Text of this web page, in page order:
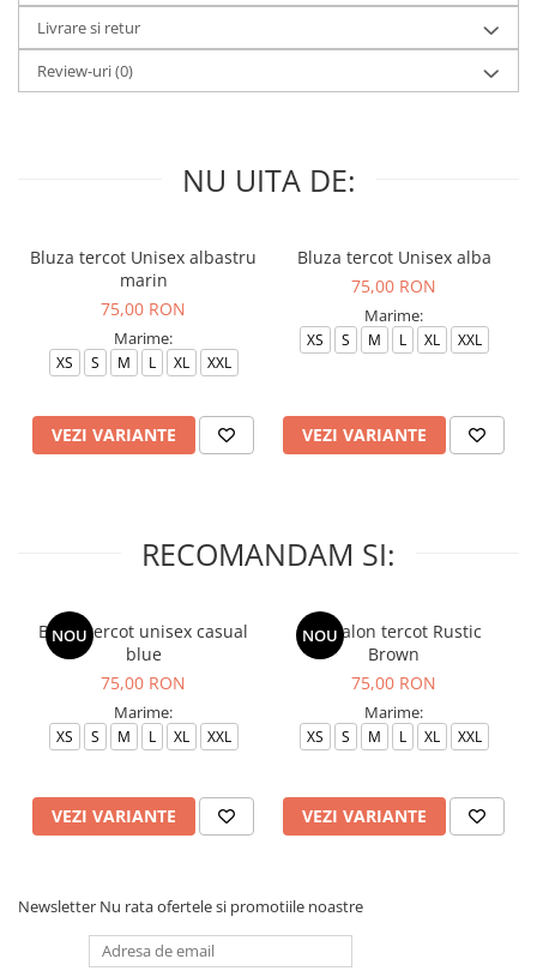
Livrare si retur
Review-uri(0)
NU UITA DE:
Bluza tercot Unisex albastru
marin
75,00 RON
Marime:
XS S M L XL XXL
VEZI VARIANTE
Bluza tercot Unisex alba
75,00 RON
Marime:
XS S M L XL XXL
VEZI VARIANTE
RECOMANDAM SI:
NOU
Bluza tercot unisex casual
blue
75,00 RON
Marime:
XS S M L XL XXL
VEZI VARIANTE
NOU
Pantalon tercot Rustic
Brown
75,00 RON
Marime:
XS S M L XL XXL
VEZI VARIANTE
Newsletter Nu rata ofertele si promotiile noastre